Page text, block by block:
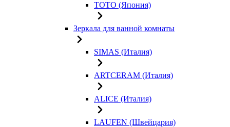
TOTO (Япония)
Зеркала для ванной комнаты
SIMAS (Италия)
ARTCERAM (Италия)
ALICE (Италия)
LAUFEN (Швейцария)